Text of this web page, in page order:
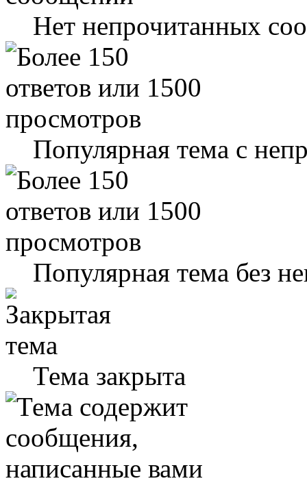
Нет непрочитанных
Популярная тема с
Популярная тема без
Тема закрыта